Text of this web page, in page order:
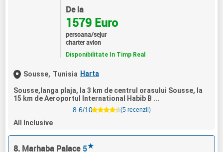
De la
1579 Euro
persoana/sejur
charter avion
Disponibilitate In Timp Real
Sousse, Tunisia Harta
Sousse,langa plaja, la 3 km de centrul orasului Sousse, la
15 km de Aeroportul International Habib B ...
8.6/10
(5 recenzii)
All Inclusive
8. Marhaba Palace 5★